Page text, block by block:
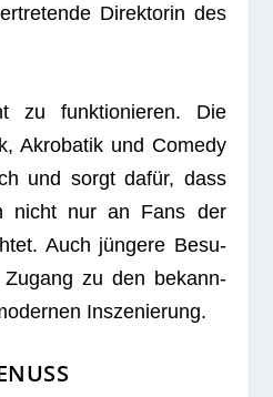
Direk­to­rin des
zu funk­tio­nie­ren. Die
Akro­ba­tik und Comedy
und sorgt dafür, dass
nicht nur an Fans der
Auch jün­gere Besu­
zu den bekann­
Inszenierung.